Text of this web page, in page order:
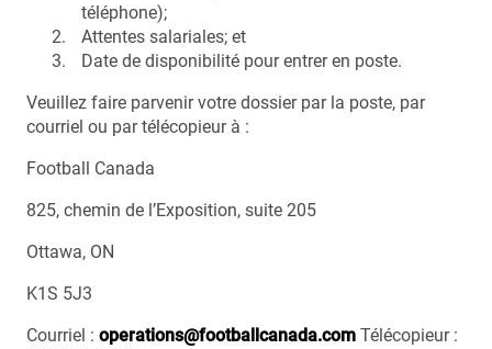
téléphone);
Attentes salariales; et
Date de disponibilité pour entrer en poste.
Veuillez faire parvenir votre dossier par la poste, par
courriel ou par télécopieur à :
Football Canada
825, chemin de l’Exposition, suite 205
Ottawa, ON
K1S 5J3
Courriel : operations@footballcanada.com Télécopieur :